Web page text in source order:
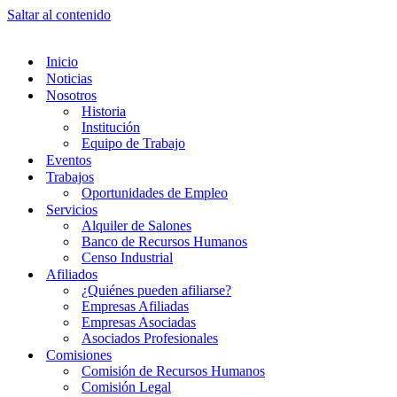
Saltar al contenido
Inicio
Noticias
Nosotros
Historia
Institución
Equipo de Trabajo
Eventos
Trabajos
Oportunidades de Empleo
Servicios
Alquiler de Salones
Banco de Recursos Humanos
Censo Industrial
Afiliados
¿Quiénes pueden afiliarse?
Empresas Afiliadas
Empresas Asociadas
Asociados Profesionales
Comisiones
Comisión de Recursos Humanos
Comisión Legal